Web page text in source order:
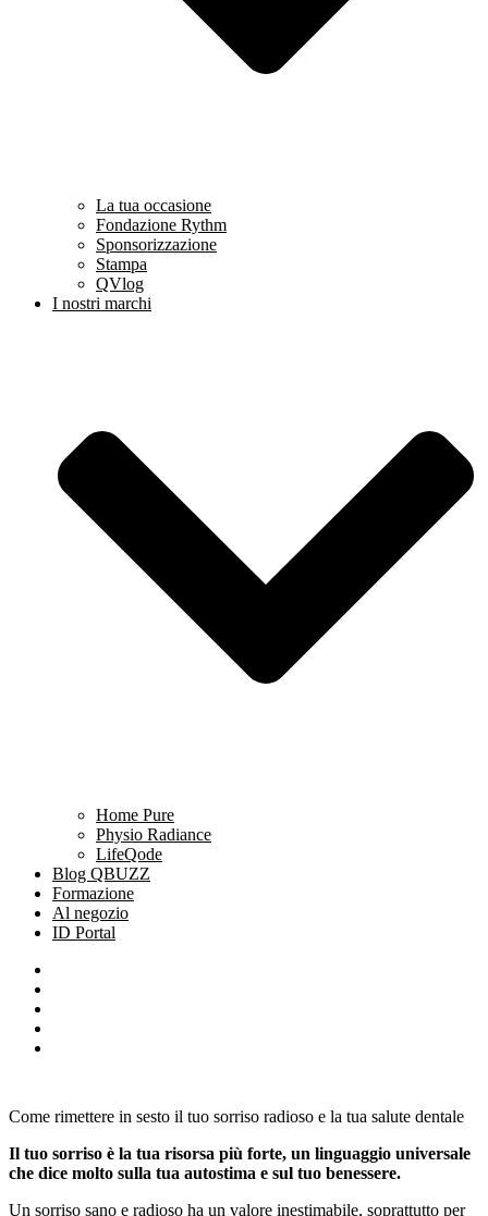
La tua occasione
Fondazione Rythm
Sponsorizzazione
Stampa
QVlog
I nostri marchi
Home Pure
Physio Radiance
LifeQode
Blog QBUZZ
Formazione
Al negozio
ID Portal
Come rimettere in sesto il tuo sorriso radioso e la tua salute dentale
Il tuo sorriso è la tua risorsa più forte, un linguaggio universale
che dice molto sulla tua autostima e sul tuo benessere.
Un sorriso sano e radioso ha un valore inestimabile, soprattutto per